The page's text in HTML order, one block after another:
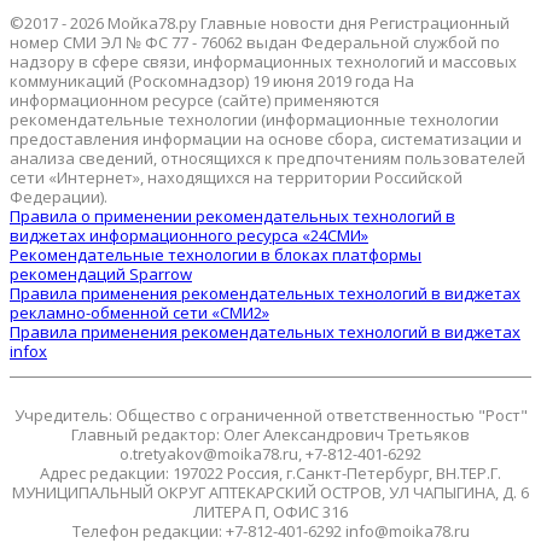
©2017 - 2026 Мойка78.ру Главные новости дня Регистрационный
номер СМИ ЭЛ № ФС 77 - 76062 выдан Федеральной службой по
надзору в сфере связи, информационных технологий и массовых
коммуникаций (Роскомнадзор) 19 июня 2019 года На
информационном ресурсе (сайте) применяются
рекомендательные технологии (информационные технологии
предоставления информации на основе сбора, систематизации и
анализа сведений, относящихся к предпочтениям пользователей
сети «Интернет», находящихся на территории Российской
Федерации).
Правила о применении рекомендательных технологий в
виджетах информационного ресурса «24СМИ»
Рекомендательные технологии в блоках платформы
рекомендаций Sparrow
Правила применения рекомендательных технологий в виджетах
рекламно-обменной сети «СМИ2»
Правила применения рекомендательных технологий в виджетах
infox
Учредитель: Общество с ограниченной ответственностью "Рост"
Главный редактор: Олег Александрович Третьяков
o.tretyakov@moika78.ru, +7-812-401-6292
Адрес редакции: 197022 Россия, г.Санкт-Петербург, ВН.ТЕР.Г.
МУНИЦИПАЛЬНЫЙ ОКРУГ АПТЕКАРСКИЙ ОСТРОВ, УЛ ЧАПЫГИНА, Д. 6
ЛИТЕРА П, ОФИС 316
Телефон редакции: +7-812-401-6292 info@moika78.ru